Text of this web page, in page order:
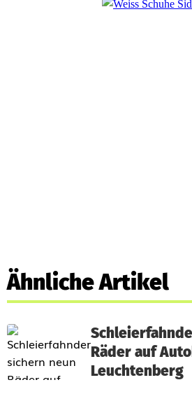
Ähnliche Artikel
Räder auf
Leuchtenberg